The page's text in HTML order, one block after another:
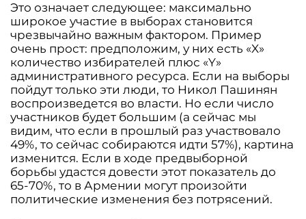
Это означает следующее: максимально
широкое участие в выборах становится
чрезвычайно важным фактором. Пример
очень прост: предположим, у них есть «X»
количество избирателей плюс «Y»
административного ресурса. Если на выборы
пойдут только эти люди, то Никол Пашинян
воспроизведется во власти. Но если число
участников будет большим (а сейчас мы
видим, что если в прошлый раз участвовало
49%, то сейчас собираются идти 57%), картина
изменится. Если в ходе предвыборной
борьбы удастся довести этот показатель до
65-70%, то в Армении могут произойти
политические изменения без потрясений.